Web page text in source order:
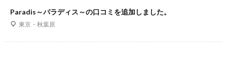
Paradis～パラディス～の口コミを追加しました。
東京・秋葉原